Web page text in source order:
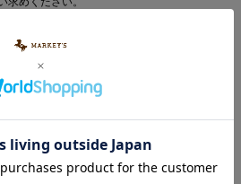
やブラウザなどの環境により、実物と異な